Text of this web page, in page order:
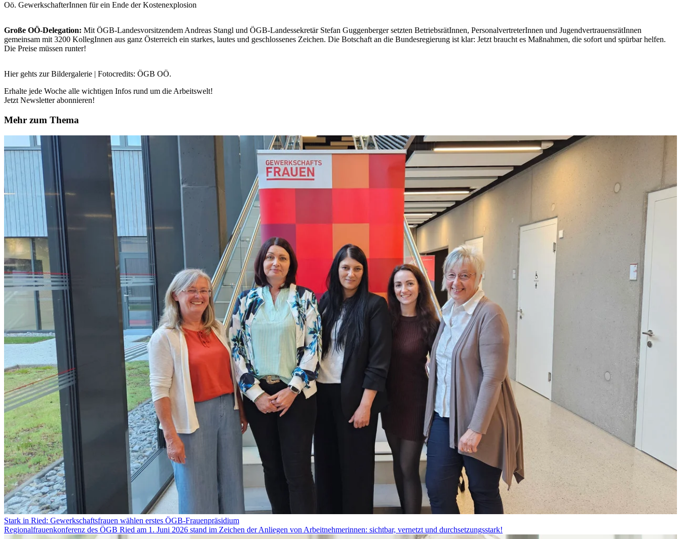
Oö. GewerkschafterInnen für ein Ende der Kostenexplosion
Große OÖ-Delegation: Mit ÖGB-Landesvorsitzendem Andreas Stangl und ÖGB-Landessekretär Stefan Guggenberger setzten BetriebsrätInnen, PersonalvertreterInnen und JugendvertrauensrätInnen
gemeinsam mit 3200 KollegInnen aus ganz Österreich ein starkes, lautes und geschlossenes Zeichen. Die Botschaft an die Bundesregierung ist klar: Jetzt braucht es Maßnahmen, die sofort und spürbar helfen.
Die Preise müssen runter!
Hier gehts zur Bildergalerie | Fotocredits: ÖGB OÖ.
Erhalte jede Woche alle wichtigen Infos rund um die Arbeitswelt!
Jetzt Newsletter abonnieren!
Mehr zum Thema
Stark in Ried: Gewerkschaftsfrauen wählen erstes ÖGB-Frauenpräsidium
Regionalfrauenkonferenz des ÖGB Ried am 1. Juni 2026 stand im Zeichen der Anliegen von Arbeitnehmerinnen: sichtbar, vernetzt und durchsetzungsstark!